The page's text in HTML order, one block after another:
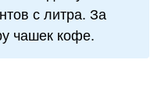
с литра. За
чашек кофе.